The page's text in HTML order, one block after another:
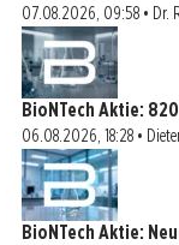
07.08.2026, 09:58 • Dr.
BioNTech Aktie:
06.08.2026, 18:28 •
BioNTech Aktie: